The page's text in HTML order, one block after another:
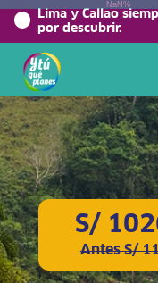
Lima y Callao
por descubrir.
NaN%
S/
Antes S/